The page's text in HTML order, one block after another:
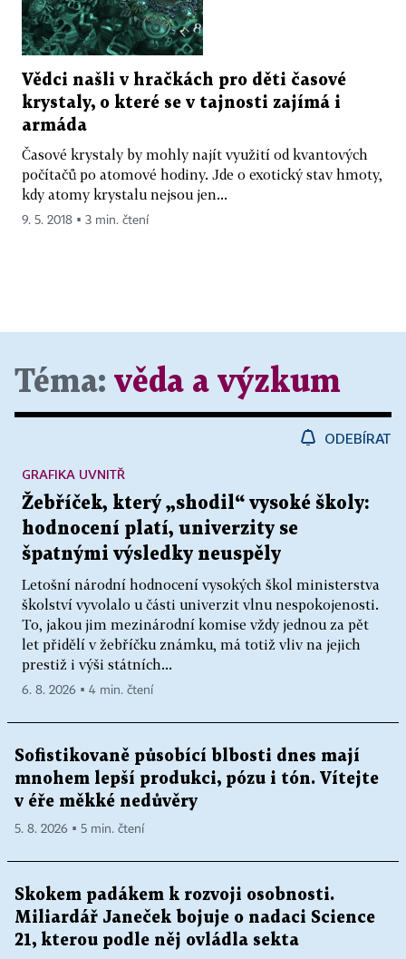
Vědci našli v hračkách pro děti časové
krystaly, o které se v tajnosti zajímá i
armáda
Časové krystaly by mohly najít využití od kvantových
počítačů po atomové hodiny. Jde o exotický stav hmoty,
kdy atomy krystalu nejsou jen...
9. 5. 2018 ▪ 3 min. čtení
Téma: věda a výzkum
ODEBÍRAT
Žebříček, který „shodil“ vysoké školy:
hodnocení platí, univerzity se
špatnými výsledky neuspěly
Letošní národní hodnocení vysokých škol ministerstva
školství vyvolalo u části univerzit vlnu nespokojenosti.
To, jakou jim mezinárodní komise vždy jednou za pět
let přidělí v žebříčku známku, má totiž vliv na jejich
prestiž i výši státních...
GRAFIKA UVNITŘ
6. 8. 2026 ▪ 4 min. čtení
Sofistikovaně působící blbosti dnes mají
mnohem lepší produkci, pózu i tón. Vítejte
v éře měkké nedůvěry
5. 8. 2026 ▪ 5 min. čtení
Skokem padákem k rozvoji osobnosti.
Miliardář Janeček bojuje o nadaci Science
21, kterou podle něj ovládla sekta